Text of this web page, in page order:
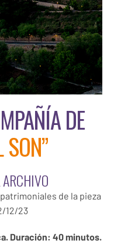
DE
SON”
de la pieza
12/23
Duración: 40 minutos.